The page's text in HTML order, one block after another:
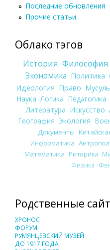
Последние обновления
Прочие статьи
Облако тэгов
История Философия
Экономика Политика
Идеология Право
Наука Логика Педагогика
Литература Искусство
География Экология
Документы
Информатика
Математика Риторика
Физика
Родственные
ХРОНОС
ФОРУМ
РУМЯНЦЕВСКИЙ МУЗЕЙ
ДО 1917 ГОДА